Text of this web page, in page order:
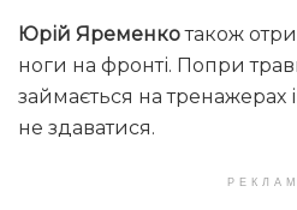
Юрій Яременкотакож
ноги на фронті. Попри
займається на тренажерах
не здаватися.